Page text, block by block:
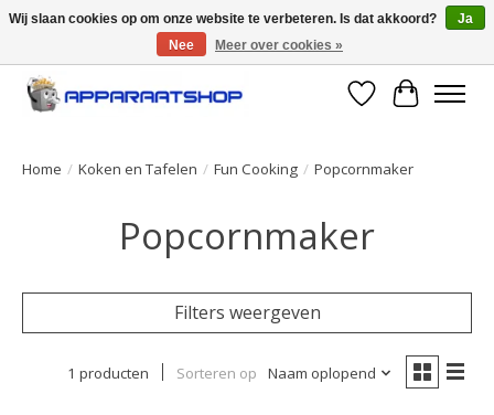
Large selection of products and fast shipping!
Verlanglijst
Home / Koken en Tafelen / Fun Cooking / Popcornmaker
Popcornmaker
Filters weergeven
1 producten Sorteren op Naam oplopend
Wij slaan cookies op om onze website te verbeteren. Is dat akkoord?
Ja
Nee
Meer over cookies »